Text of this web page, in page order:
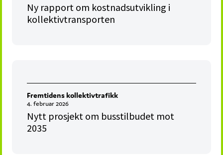
Ny rapport om kostnadsutvikling i
kollektivtransporten
Fremtidens kollektivtrafikk
4. februar 2026
Nytt prosjekt om busstilbudet mot
2035